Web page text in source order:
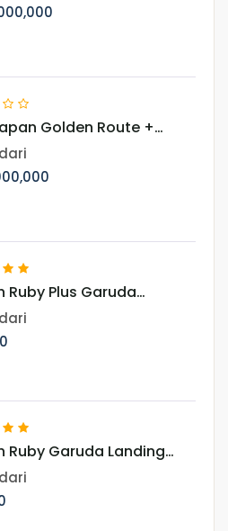
Golden Route +
Periode Libur Akhir
Ruby Plus Garuda
Madinah 17 Januari
Ruby Garuda Landing
17 Januari 2027